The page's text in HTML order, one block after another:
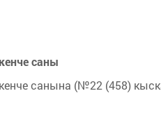
саны
санына (№22 (458)